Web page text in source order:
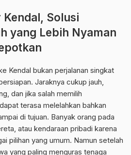
Solusi
yang Lebih Nyaman
Kendal bukan perjalanan singkat
Jaraknya cukup jauh,
dan jika salah memilih
terasa melelahkan bahkan
di tujuan. Banyak orang pada
atau kendaraan pribadi karena
pilihan yang umum. Namun setelah
yang paling menguras tenaga